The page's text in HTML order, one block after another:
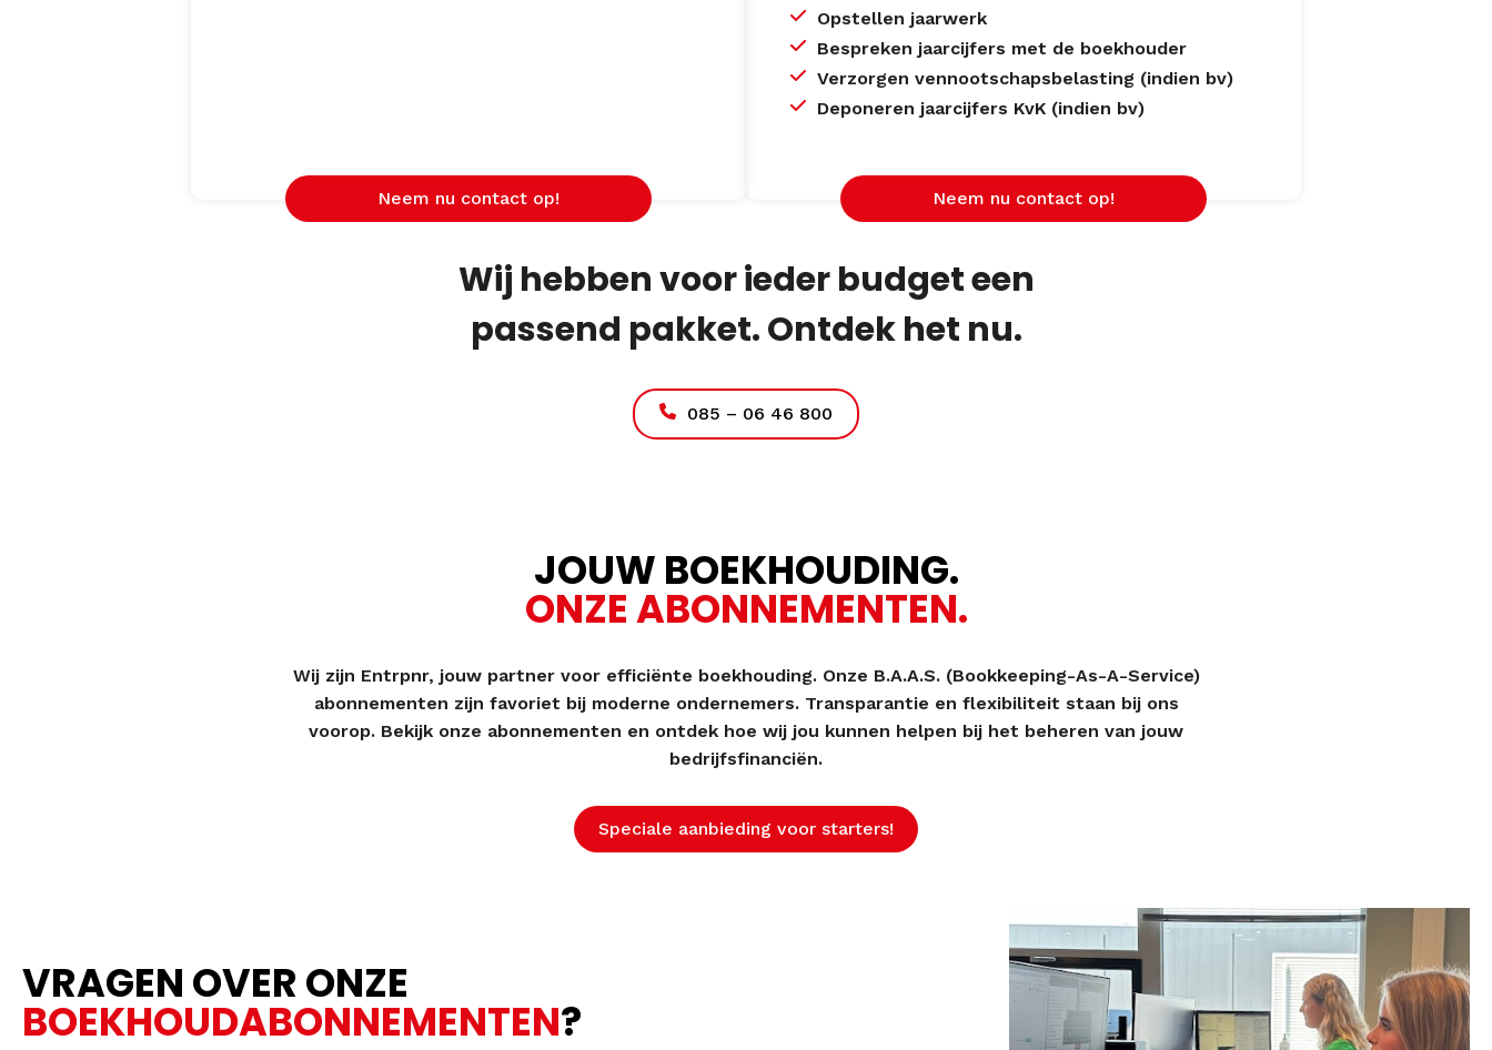
Neem nu contact op!
Opstellen jaarwerk
Bespreken jaarcijfers met de boekhouder
Verzorgen vennootschapsbelasting (indien bv)
Deponeren jaarcijfers KvK (indien bv)
Neem nu contact op!
Wij hebben voor ieder budget een
passend pakket. Ontdek het nu.
085 – 06 46 800
JOUW BOEKHOUDING.
ONZE ABONNEMENTEN.
Wij zijn Entrpnr, jouw partner voor efficiënte boekhouding. Onze B.A.A.S. (Bookkeeping-As-A-Service)
abonnementen zijn favoriet bij moderne ondernemers. Transparantie en flexibiliteit staan bij ons
voorop. Bekijk onze abonnementen en ontdek hoe wij jou kunnen helpen bij het beheren van jouw
bedrijfsfinanciën.
Speciale aanbieding voor starters!
VRAGEN OVER ONZE
BOEKHOUDABONNEMENTEN?